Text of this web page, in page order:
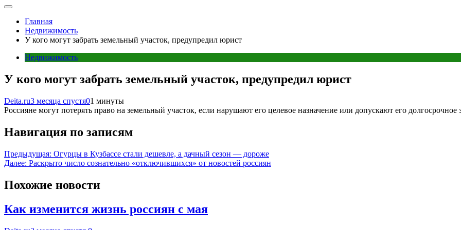
Главная
Недвижимость
У кого могут забрать земельный участок, предупредил юрист
Недвижимость
У кого могут забрать земельный участок, предупредил юрист
Deita.ru3 месяца спустя01 минуты
Россияне могут потерять право на земельный участок, если нарушают его целевое назначение или допускают его долгосрочное
Навигация по записям
Предыдущая: Огурцы в Кузбассе стали дешевле, а дачный сезон — дороже
Далее: Раскрыто число сознательно «отключившихся» от новостей россиян
Похожие новости
Как изменится жизнь россиян с мая